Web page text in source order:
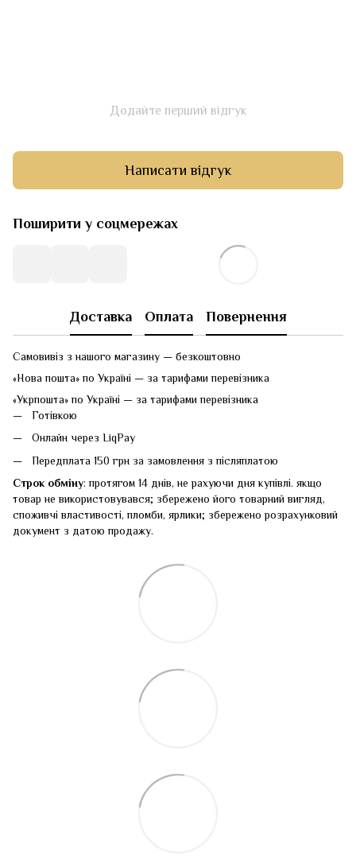
Додайте перший відгук
Написати відгук
Поширити у соцмережах
Доставка Оплата Повернення
Самовивіз з нашого магазину — безкоштовно
«Нова пошта» по Україні — за тарифами перевізника
«Укрпошта» по Україні — за тарифами перевізника
Готівкою
Онлайн через LiqPay
Передплата 150 грн за замовлення з післяплатою
Строк обміну: протягом 14 днів, не рахуючи дня купівлі. якщо
товар не використовувався; збережено його товарний вигляд,
споживчі властивості, пломби, ярлики; збережено розрахунковий
документ з датою продажу.